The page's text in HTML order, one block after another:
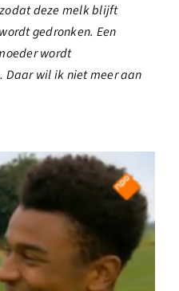
deze melk blijft
gedronken. Een
wordt
wil ik niet meer aan